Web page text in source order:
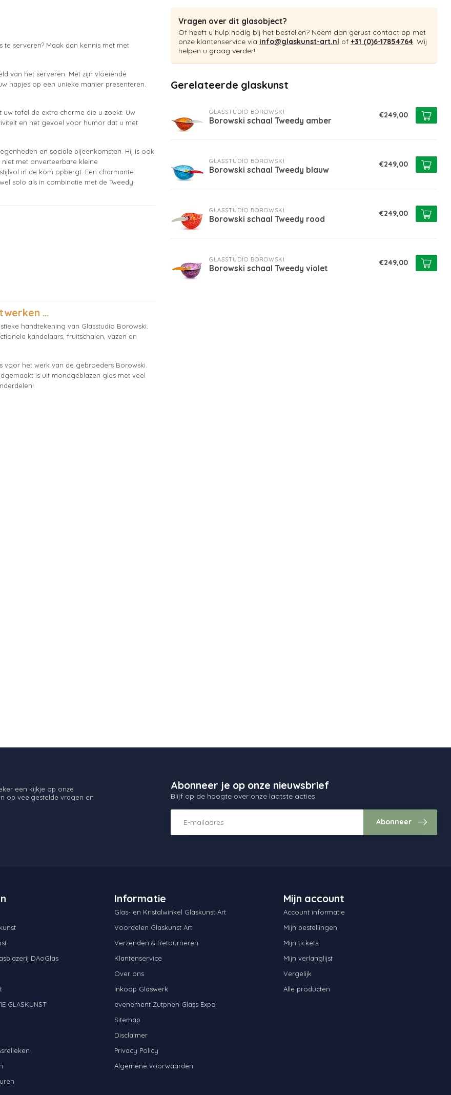
serveren? Maak dan kennis met met
van het serveren. Met zijn vloeiende
hapjes op een unieke manier presenteren.
tafel de extra charme die u zoekt. Uw
en het gevoel voor humor dat u met
en sociale bijeenkomsten. Hij is ook
niet met onverteerbare kleine
in de kom opbergt. Een charmante
solo als in combinatie met de Tweedy
...
handtekening van Glasstudio Borowski.
kandelaars, fruitschalen, vazen en
het werk van de gebroeders Borowski.
is uit mondgeblazen glas met veel
Vragen over dit glasobject?
Of heeft u hulp nodig bij het bestellen? Neem dan gerust contact op met
onze klantenservice via info@glaskunst-art.nl of +31 (0)6-17854764. Wij
helpen u graag verder!
Gerelateerde glaskunst
GLASSTUDIO BOROWSKI
Borowski schaal Tweedy amber
€249,00
GLASSTUDIO BOROWSKI
Borowski schaal Tweedy blauw
€249,00
GLASSTUDIO BOROWSKI
Borowski schaal Tweedy rood
€249,00
GLASSTUDIO BOROWSKI
Borowski schaal Tweedy violet
€249,00
een kijkje op onze
op veelgestelde vragen en
Abonneer je op onze nieuwsbrief
Blijf op de hoogte over onze laatste acties
Abonneer
DAoGlas
GLASKUNST
Informatie
Glas- en Kristalwinkel Glaskunst Art
Voordelen Glaskunst Art
Verzenden & Retourneren
Klantenservice
Over ons
Inkoop Glaswerk
evenement Zutphen Glass Expo
Sitemap
Disclaimer
Privacy Policy
Algemene voorwaarden
Mijn account
Account informatie
Mijn bestellingen
Mijn tickets
Mijn verlanglijst
Vergelijk
Alle producten